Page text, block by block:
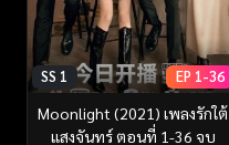
SS 1 EP 1-36
Moonlight (2021) เพลงรักใต้
แสงจันทร์ ตอนที่ 1-36 จบ